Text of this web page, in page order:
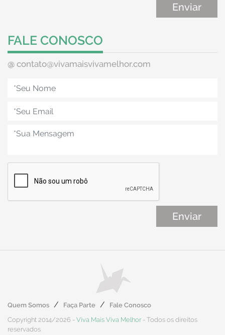
FALE CONOSCO
@ contato@vivamaisvivamelhor.com
Quem Somos Faça Parte
Fale Conosco
Copyright 2014/2026 - Viva Mais Viva Melhor- Todos os direitos
reservados